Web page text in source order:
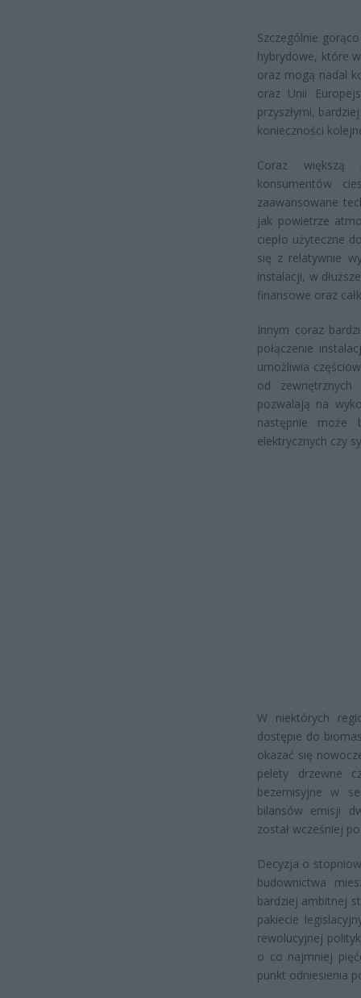
Szczególnie
hybrydowe, które
oraz mogą nadal
oraz Unii
przyszłymi,
konieczności
Coraz większą
konsumentów
zaawansowane
jak powietrze
ciepło użyteczne
się z relatywnie
instalacji, w
finansowe oraz
Innym coraz
połączenie
umożliwia
od
pozwalają na
następnie może
elektrycznych czy
W niektórych
dostępie do
okazać się
pelety drzewne
bezemisyjne w
bilansów emisji
został wcześniej
Decyzja o
budownictwa
bardziej ambitnej
pakiecie
rewolucyjnej
o co najmniej
punkt odniesienia